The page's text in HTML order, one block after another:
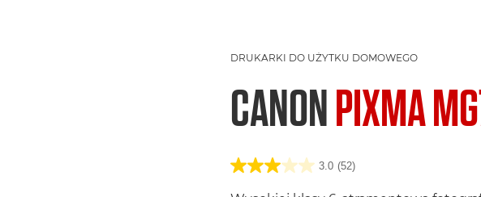
DRUKARKI DO UŻYTKU DOMOWEGO
CANONPIXMA
3.0 (52)